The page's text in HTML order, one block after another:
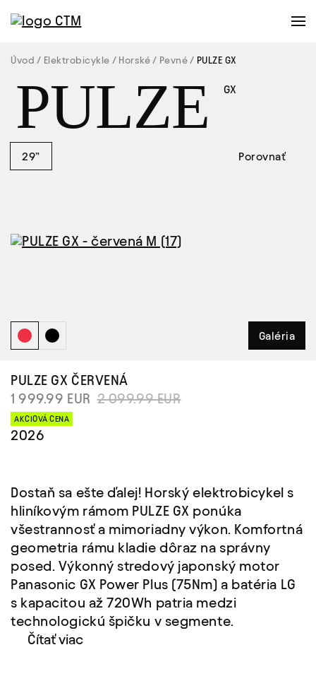
Úvod Elektrobicykle Horské Pevné PULZE GX
PULZE GX
29” Porovnať
Galéria
PULZE GX ČERVENÁ
1 999.99 EUR 2 099.99 EUR
AKCIOVÁ CENA
2026
Dostaň sa ešte ďalej! Horský elektrobicykel s
hliníkovým rámom PULZE GX ponúka
všestrannosť a mimoriadny výkon. Komfortná
geometria rámu kladie dôraz na správny
posed. Výkonný stredový japonský motor
Panasonic GX Power Plus (75Nm) a batéria LG
s kapacitou až 720Wh patria medzi
technologickú špičku v segmente.
Čítať viac